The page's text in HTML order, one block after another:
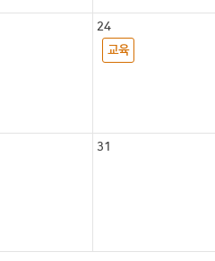
24
교육
31